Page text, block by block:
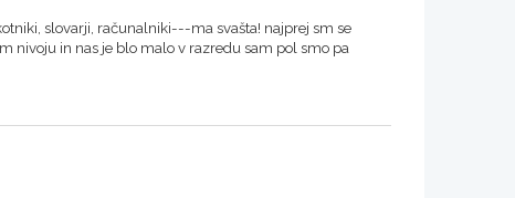
slovarji, računalniki---ma svašta! najprej sm se
nivoju in nas je blo malo v razredu sam pol smo pa